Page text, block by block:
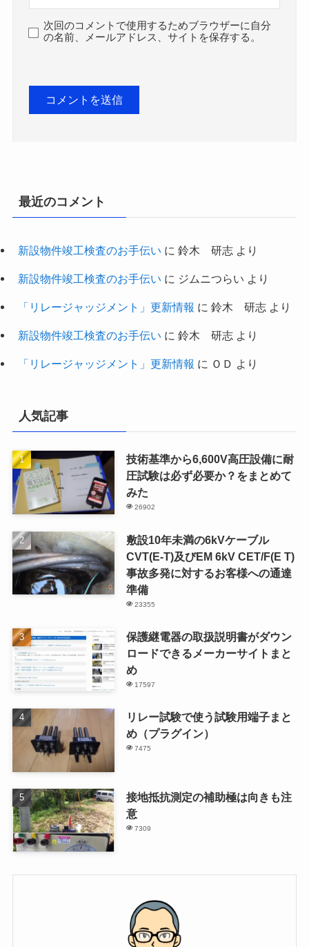
次回のコメントで使用するためブラウザーに自分
の名前、メールアドレス、サイトを保存する。
最近のコメント
新設物件竣工検査のお手伝い に 鈴木 研志より
新設物件竣工検査のお手伝い に ジムニつらい より
「リレージャッジメント」更新情報 に 鈴木 研志より
新設物件竣工検査のお手伝い に 鈴木 研志より
「リレージャッジメント」更新情報 に ＯＤ より
人気記事
技術基準から6,600V高圧設備に耐
圧試験は必ず必要か？をまとめて
みた
26902
敷設10年未満の6kVケーブル
CVT(E-T)及びEM 6kV CET/F(E T)
事故多発に対するお客様への通達
準備
23355
保護継電器の取扱説明書がダウン
ロードできるメーカーサイトまと
め
17597
リレー試験で使う試験用端子まと
め（プラグイン）
7475
接地抵抗測定の補助極は向きも注
意
7309